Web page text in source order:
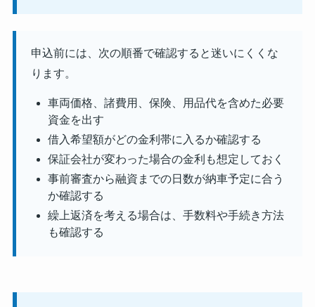
申込前には、次の順番で確認すると迷いにくくな
ります。
車両価格、諸費用、保険、用品代を含めた必要
資金を出す
借入希望額がどの金利帯に入るか確認する
保証会社が変わった場合の金利も想定しておく
事前審査から融資までの日数が納車予定に合う
か確認する
繰上返済を考える場合は、手数料や手続き方法
も確認する